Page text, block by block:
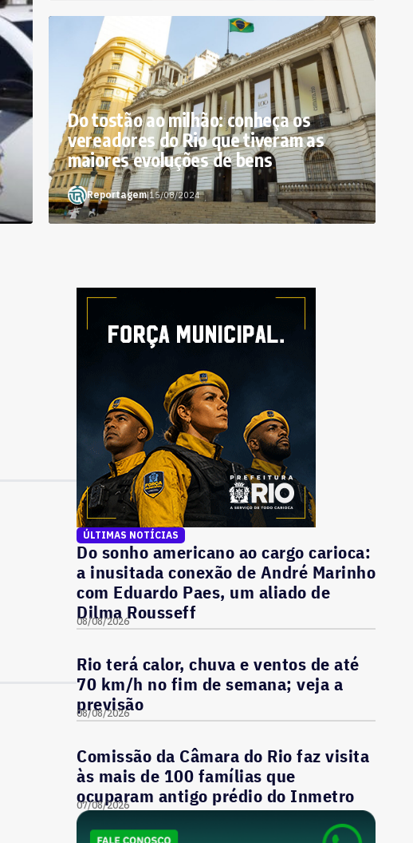
Do tostão ao milhão: conheça os
vereadores do Rio que tiveram as
maiores evoluções de bens
Reportagem|15/08/2024
ÚLTIMAS NOTÍCIAS
Do sonho americano ao cargo carioca:
a inusitada conexão de André Marinho
com Eduardo Paes, um aliado de
Dilma Rousseff
08/08/2026
Rio terá calor, chuva e ventos de até
70 km/h no fim de semana; veja a
previsão
08/08/2026
Comissão da Câmara do Rio faz visita
às mais de 100 famílias que
ocuparam antigo prédio do Inmetro
07/08/2026